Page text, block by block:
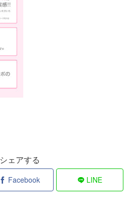
シェアする
Facebook LINE